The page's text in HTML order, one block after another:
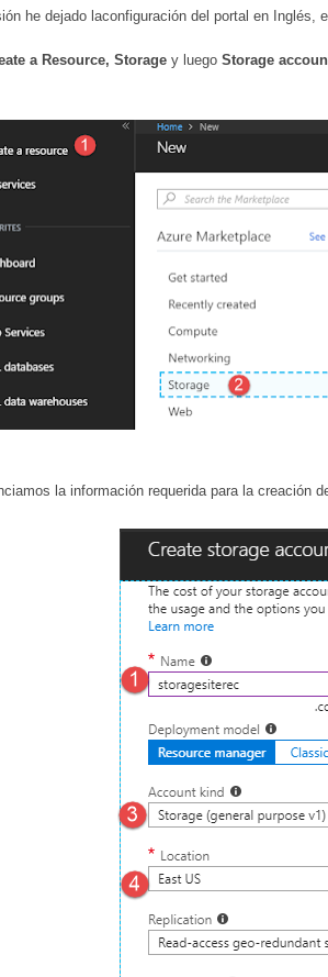
he dejado laconfiguración del portal en Inglés,
a Resource, Storage y luego Storage
la información requerida para la creación